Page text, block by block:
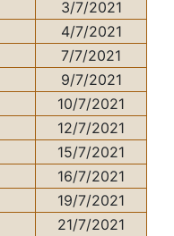
3/7/2021
4/7/2021
7/7/2021
9/7/2021
10/7/2021
12/7/2021
15/7/2021
16/7/2021
19/7/2021
21/7/2021